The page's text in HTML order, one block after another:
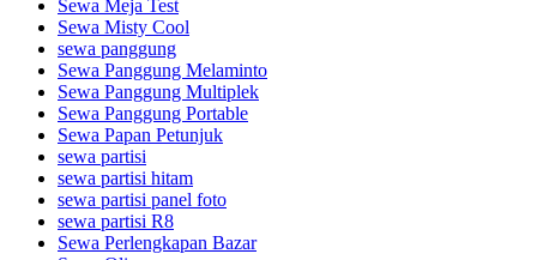
Sewa Meja Test
Sewa Misty Cool
sewa panggung
Sewa Panggung Melaminto
Sewa Panggung Multiplek
Sewa Panggung Portable
Sewa Papan Petunjuk
sewa partisi
sewa partisi hitam
sewa partisi panel foto
sewa partisi R8
Sewa Perlengkapan Bazar